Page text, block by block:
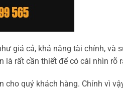
giá cả, khả năng tài chính, và
là rất cần thiết để có cái nhìn rõ
quý khách hàng. Chính vì